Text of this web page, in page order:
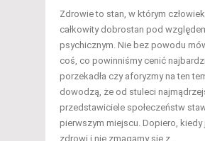
Zdrowie to stan, w którym
całkowity dobrostan pod
psychicznym. Nie bez powodu
coś, co powinniśmy cenić
porzekadła czy aforyzmy na ten
dowodzą, że od stuleci
przedstawiciele społeczeństw
pierwszym miejscu. Dopiero, kiedy
zdrowi i nie zmagamy się z…